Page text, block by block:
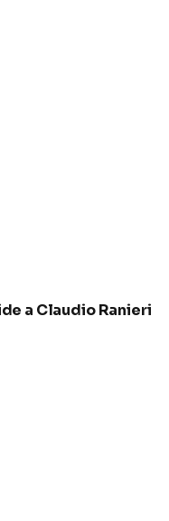
a Claudio Ranieri